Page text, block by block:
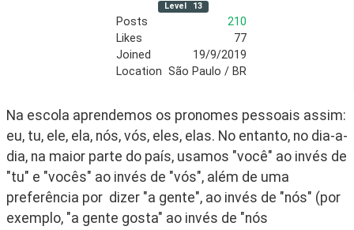
Level 13
Posts
210
Likes
77
Joined
19/9/2019
Location São Paulo / BR
Na escola aprendemos os pronomes pessoais assim:
eu, tu, ele, ela, nós, vós, eles, elas. No entanto, no dia-a-
dia, na maior parte do país, usamos "você" ao invés de
"tu" e "vocês" ao invés de "vós", além de uma
preferência por  dizer "a gente", ao invés de "nós" (por
exemplo, "a gente gosta" ao invés de "nós